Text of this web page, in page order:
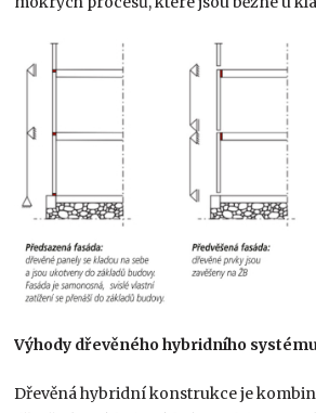
Výhody dřevěného hybridního
Dřevěná hybridní konstrukce je